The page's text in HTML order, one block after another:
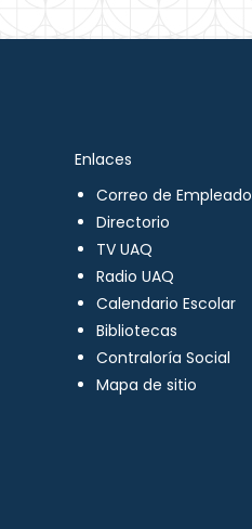
Enlaces
Correo de
Directorio
TV UAQ
Radio UAQ
Calendario Escolar
Bibliotecas
Contraloría Social
Mapa de sitio